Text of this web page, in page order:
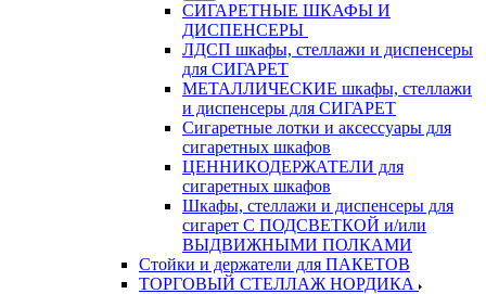
СИГАРЕТНЫЕ ШКАФЫ И
ДИСПЕНСЕРЫ
ЛДСП шкафы, стеллажи и диспенсеры
для СИГАРЕТ
МЕТАЛЛИЧЕСКИЕ шкафы, стеллажи
и диспенсеры для СИГАРЕТ
Сигаретные лотки и аксессуары для
сигаретных шкафов
ЦЕННИКОДЕРЖАТЕЛИ для
сигаретных шкафов
Шкафы, стеллажи и диспенсеры для
сигарет С ПОДСВЕТКОЙ и/или
ВЫДВИЖНЫМИ ПОЛКАМИ
Стойки и держатели для ПАКЕТОВ
ТОРГОВЫЙ СТЕЛЛАЖ НОРДИКА